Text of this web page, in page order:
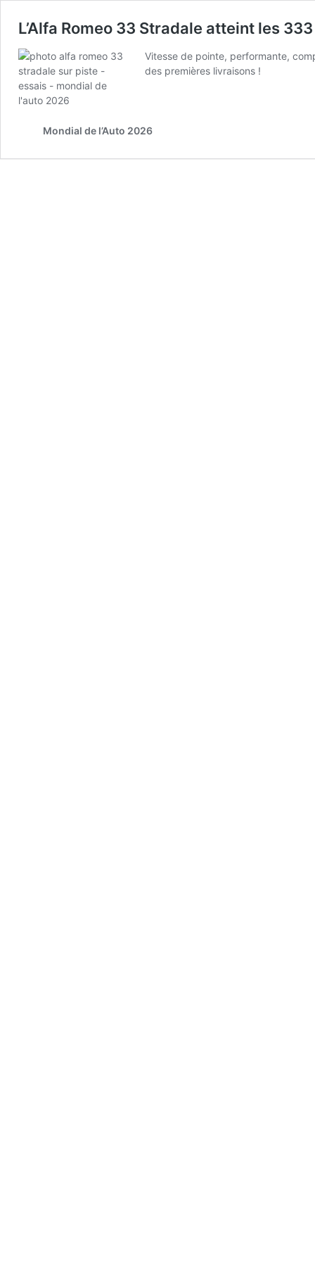
L’Alfa Romeo 33 Stradale atteint les
Vitesse de pointe, performante,
des premières livraisons !
Mondial de l’Auto 2026